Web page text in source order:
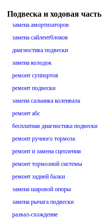
Подвеска и ходовая часть
замена амортизаторов
замена сайлентблоков
диагностика подвески
замена колодок
ремонт суппортов
ремонт подвески
замена сальника коленвала
ремонт абс
бесплатная диагностика подвески
ремонт ручного тормоза
ремонт и замена сцепления
ремонт тормозной системы
ремонт задней балки
замена шаровой опоры
замена рычага подвески
развал-схождение